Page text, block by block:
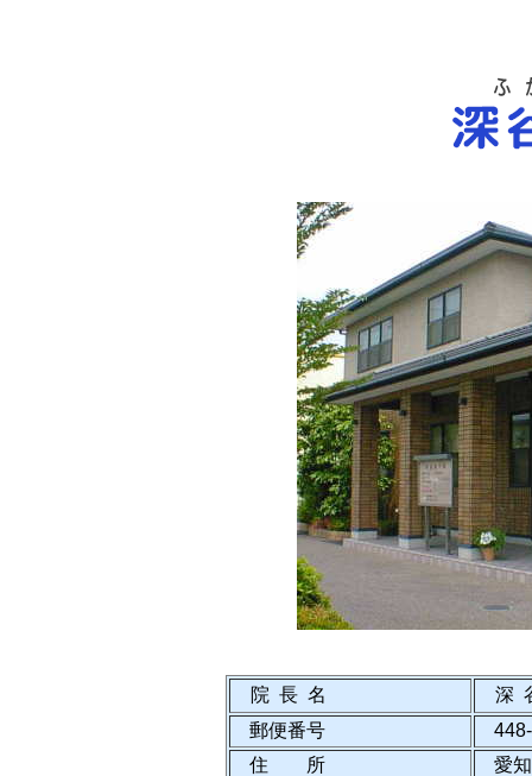
院 長 名
深
郵便番号
住 所
愛